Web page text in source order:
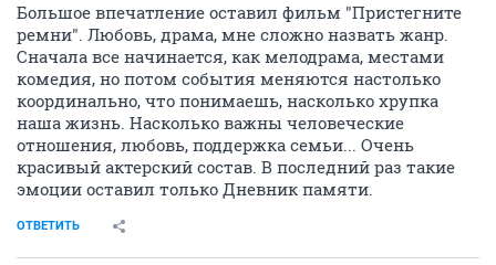
Большое впечатление оставил фильм "Пристегните
ремни". Любовь, драма, мне сложно назвать жанр.
Сначала все начинается, как мелодрама, местами
комедия, но потом события меняются настолько
координально, что понимаешь, насколько хрупка
наша жизнь. Насколько важны человеческие
отношения, любовь, поддержка семьи... Очень
красивый актерский состав. В последний раз такие
эмоции оставил только Дневник памяти.
ОТВЕТИТЬ